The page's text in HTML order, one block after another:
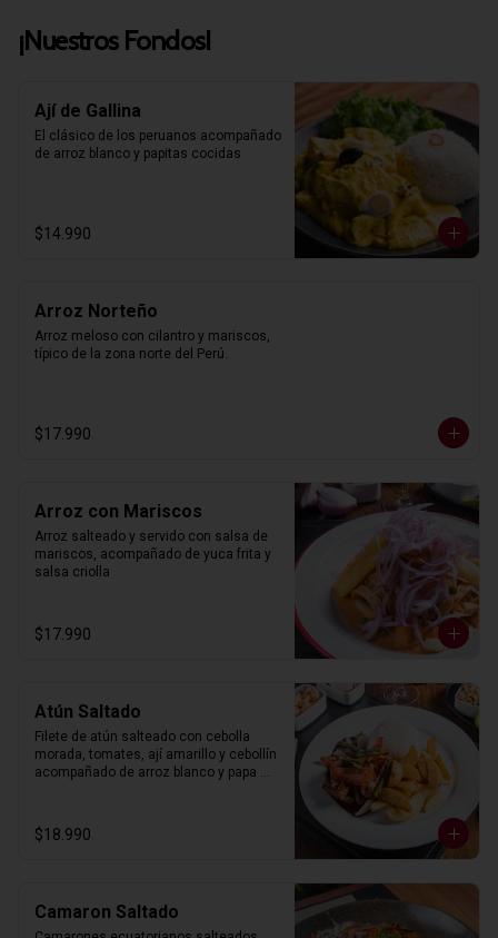
¡Nuestros Fondos!
Ají de Gallina
El clásico de los peruanos acompañado
de arroz blanco y papitas cocidas
$14.990
Arroz Norteño
Arroz meloso con cilantro y mariscos,
típico de la zona norte del Perú.
$17.990
Arroz con Mariscos
Arroz salteado y servido con salsa de
mariscos, acompañado de yuca frita y
salsa criolla
$17.990
Atún Saltado
Filete de atún salteado con cebolla
morada, tomates, ají amarillo y cebollín
acompañado de arroz blanco y papa
$18.990
Camaron Saltado